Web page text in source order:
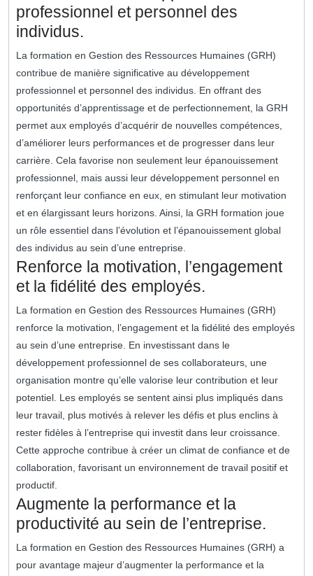
professionnel et personnel des
individus.
La formation en Gestion des Ressources Humaines (GRH)
contribue de manière significative au développement
professionnel et personnel des individus. En offrant des
opportunités d’apprentissage et de perfectionnement, la GRH
permet aux employés d’acquérir de nouvelles compétences,
d’améliorer leurs performances et de progresser dans leur
carrière. Cela favorise non seulement leur épanouissement
professionnel, mais aussi leur développement personnel en
renforçant leur confiance en eux, en stimulant leur motivation
et en élargissant leurs horizons. Ainsi, la GRH formation joue
un rôle essentiel dans l’évolution et l’épanouissement global
des individus au sein d’une entreprise.
Renforce la motivation, l’engagement
et la fidélité des employés.
La formation en Gestion des Ressources Humaines (GRH)
renforce la motivation, l’engagement et la fidélité des employés
au sein d’une entreprise. En investissant dans le
développement professionnel de ses collaborateurs, une
organisation montre qu’elle valorise leur contribution et leur
potentiel. Les employés se sentent ainsi plus impliqués dans
leur travail, plus motivés à relever les défis et plus enclins à
rester fidèles à l’entreprise qui investit dans leur croissance.
Cette approche contribue à créer un climat de confiance et de
collaboration, favorisant un environnement de travail positif et
productif.
Augmente la performance et la
productivité au sein de l’entreprise.
La formation en Gestion des Ressources Humaines (GRH) a
pour avantage majeur d’augmenter la performance et la